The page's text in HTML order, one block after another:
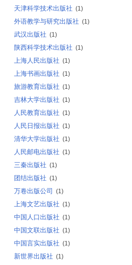
天津科学技术出版社 (1)
外语教学与研究出版社 (1)
武汉出版社 (1)
陕西科学技术出版社 (1)
上海人民出版社 (1)
上海书画出版社 (1)
旅游教育出版社 (1)
吉林大学出版社 (1)
人民教育出版社 (1)
人民日报出版社 (1)
清华大学出版社 (1)
人民邮电出版社 (1)
三秦出版社 (1)
团结出版社 (1)
万卷出版公司 (1)
上海文艺出版社 (1)
中国人口出版社 (1)
中国文联出版社 (1)
中国言实出版社 (1)
新世界出版社 (1)